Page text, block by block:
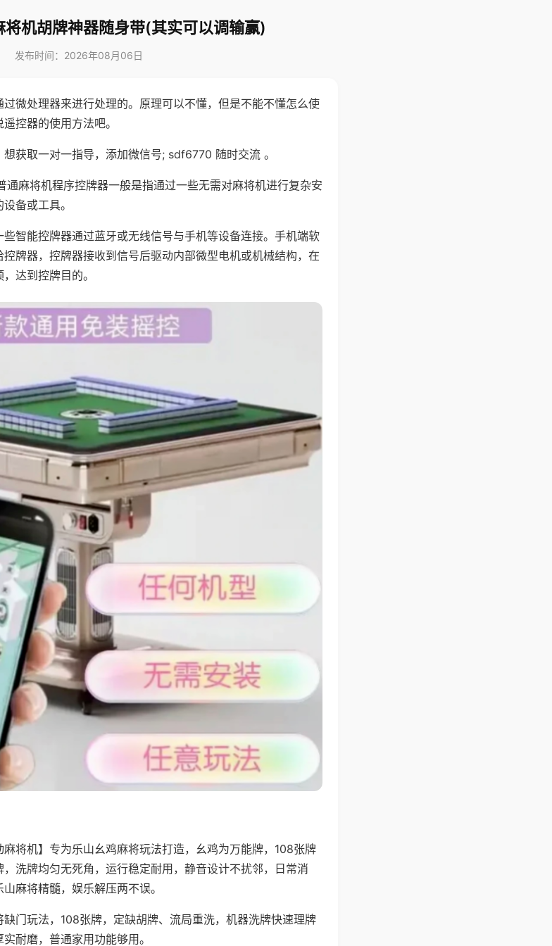
机胡牌神器随身带(其实可以调输赢)
发布时间：2026年08月06日
微处理器来进行处理的。原理可以不懂，但是不能不懂怎么使
控器的使用方法吧。
获取一对一指导，添加微信号; sdf6770 随时交流 。
通麻将机程序控牌器一般是指通过一些无需对麻将机进行复杂安
备或工具。
智能控牌器通过蓝牙或无线信号与手机等设备连接。手机端软
牌器，控牌器接收到信号后驱动内部微型电机或机械结构，在
达到控牌目的。
麻将机】专为乐山幺鸡麻将玩法打造，幺鸡为万能牌，108张牌
洗牌均匀无死角，运行稳定耐用，静音设计不扰邻，日常消
麻将精髓，娱乐解压两不误。
门玩法，108张牌，定缺胡牌、流局重洗，机器洗牌快速理牌
耐磨，普通家用功能够用。